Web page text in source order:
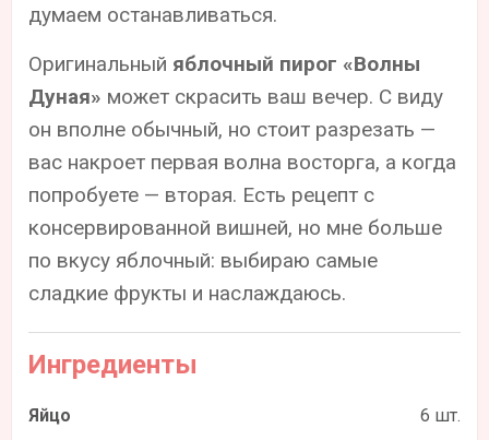
думаем останавливаться.
Оригинальный яблочный пирог «Волны
Дуная» может скрасить ваш вечер. С виду
он вполне обычный, но стоит разрезать —
вас накроет первая волна восторга, а когда
попробуете — вторая. Есть рецепт с
консервированной вишней, но мне больше
по вкусу яблочный: выбираю самые
сладкие фрукты и наслаждаюсь.
Ингредиенты
Яйцо
6 шт.